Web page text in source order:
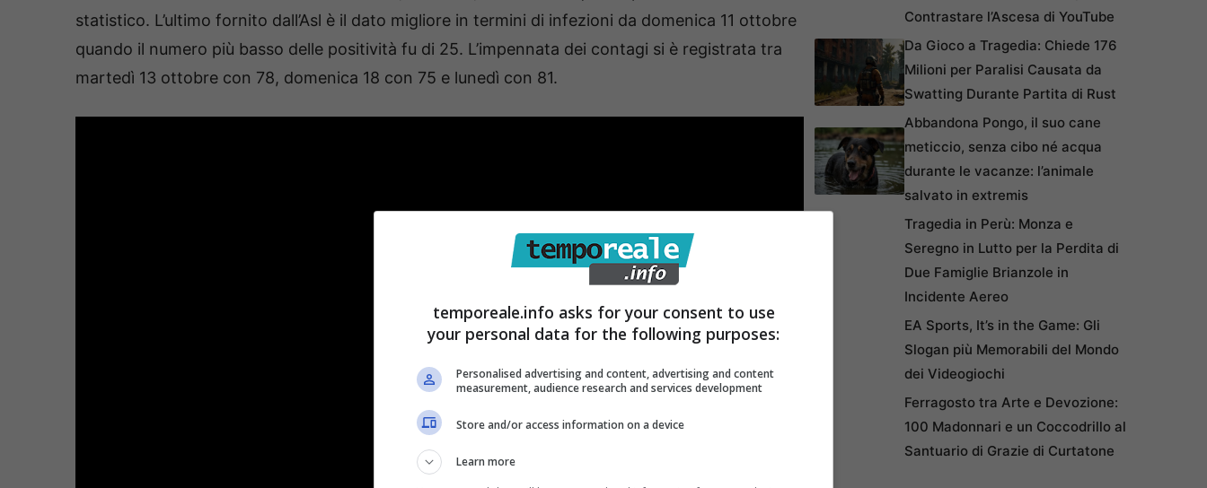
statistico. L’ultimo fornito dall’Asl è il dato migliore in termini di infezioni da domenica 11 ottobre
quando il numero più basso delle positività fu di 25. L’impennata dei contagi si è registrata tra
martedì 13 ottobre con 78, domenica 18 con 75 e lunedì con 81.
Contrastare l’Ascesa di YouTube
Da Gioco a Tragedia: Chiede 176
Milioni per Paralisi Causata da
Swatting Durante Partita di Rust
Abbandona Pongo, il suo cane
meticcio, senza cibo né acqua
durante le vacanze: l’animale
salvato in extremis
Tragedia in Perù: Monza e
Seregno in Lutto per la Perdita di
Due Famiglie Brianzole in
Incidente Aereo
EA Sports, It’s in the Game: Gli
Slogan più Memorabili del Mondo
dei Videogiochi
Ferragosto tra Arte e Devozione:
100 Madonnari e un Coccodrillo al
Santuario di Grazie di Curtatone
temporeale.info asks for your consent to use
your personal data for the following purposes:
Personalised advertising and content, advertising and content
measurement, audience research and services development
Store and/or access information on a device
Learn more